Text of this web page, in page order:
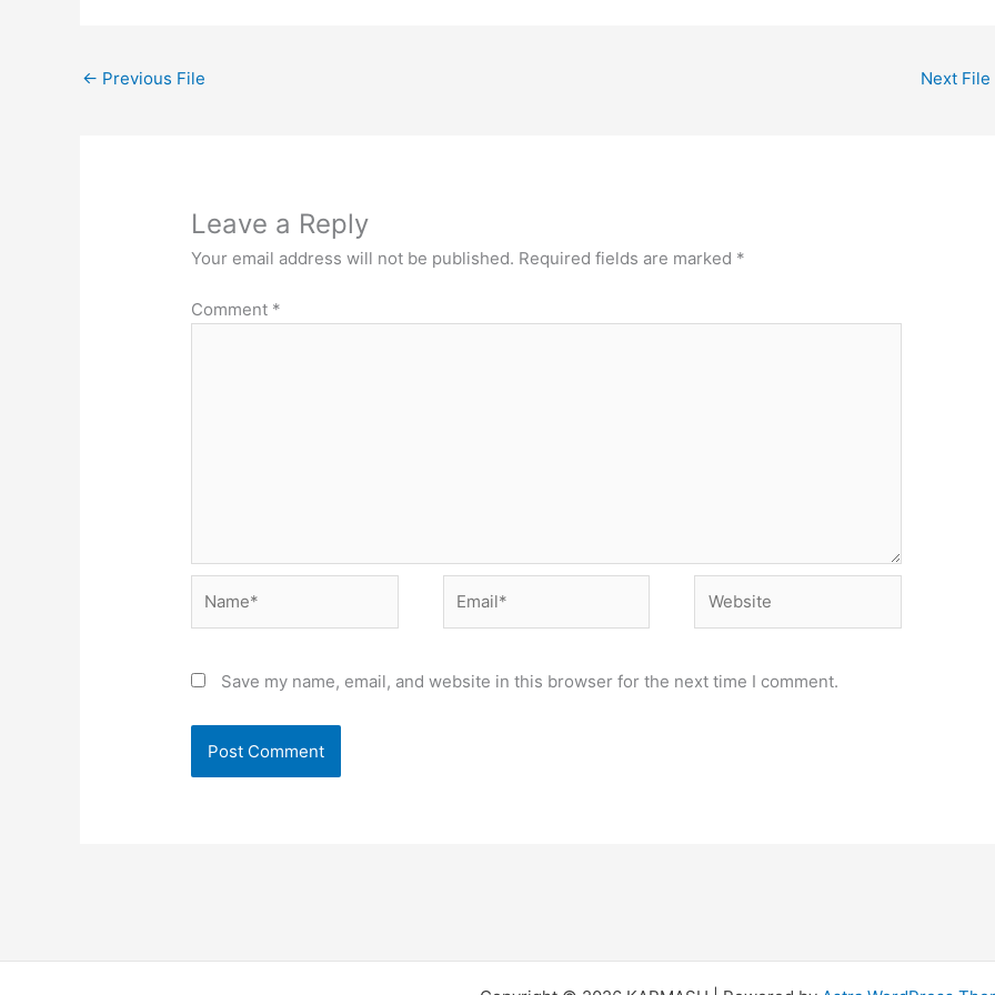
← Previous File Next File
Leave a Reply
Your email address will not be published. Required fields are marked *
Comment *
Save my name, email, and website in this browser for the next time I comment.